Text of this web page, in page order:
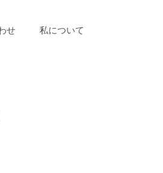
せ 私について